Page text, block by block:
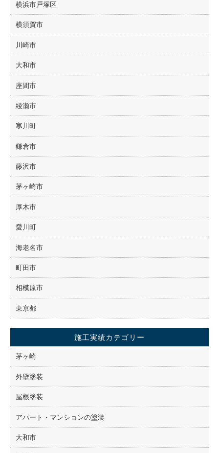
横浜市戸塚区
横須賀市
川崎市
大和市
座間市
綾瀬市
寒川町
鎌倉市
藤沢市
茅ヶ崎市
厚木市
愛川町
海老名市
町田市
相模原市
東京都
施工実績カテゴリー
茅ヶ崎
外壁塗装
屋根塗装
アパート・マンションの塗装
大和市